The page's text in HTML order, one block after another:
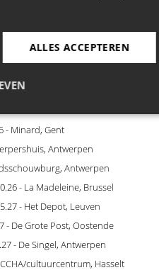
- Minard, Gent
Antwerpen
Antwerpen
- La Madeleine, Brussel
- Het Depot, Leuven
- De Grote Post, Oostende
- De Singel, Antwerpen
cultuurcentrum, Hasselt
ALLES ACCEPTEREN